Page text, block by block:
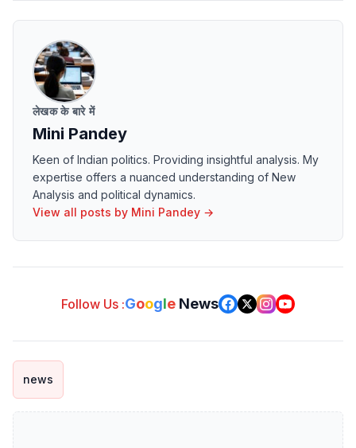
लेखक के बारे में
Mini Pandey
Keen of Indian politics. Providing insightful analysis. My
expertise offers a nuanced understanding of New
Analysis and political dynamics.
View all posts by Mini Pandey →
Follow Us :Google News
news